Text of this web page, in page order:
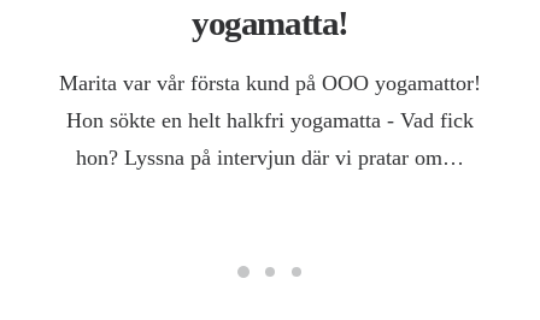
yogamatta!
Marita var vår första kund på OOO yogamattor!
Hon sökte en helt halkfri yogamatta - Vad fick
hon? Lyssna på intervjun där vi pratar om…